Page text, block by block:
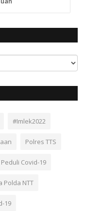
#Imlek2022
Polres TTS
Covid-19
Polda NTT
19